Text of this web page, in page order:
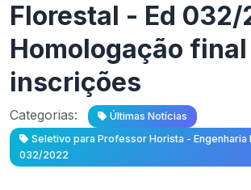
Florestal - Ed
Homologação
inscrições
Categorias:
Últimas Notícias
Seletivo para Professor Horista - Engenharia
032/2022